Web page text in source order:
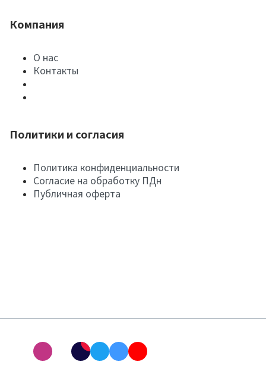
Компания
О нас
Контакты
Политики и согласия
Политика конфиденциальности
Согласие на обработку ПДн
Публичная оферта